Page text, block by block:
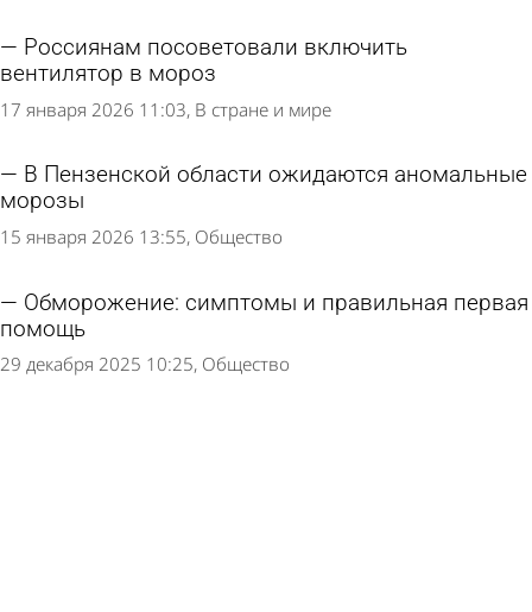
Россиянам посоветовали включить
вентилятор в мороз
17 января 2026 11:03 В стране и мире
В Пензенской области ожидаются аномальные
морозы
15 января 2026 13:55 Общество
Обморожение: симптомы и правильная первая
помощь
29 декабря 2025 10:25 Общество